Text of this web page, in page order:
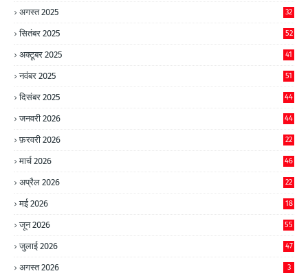
अगस्त 2025 32
सितंबर 2025 52
अक्टूबर 2025 41
नवंबर 2025 51
दिसंबर 2025 44
जनवरी 2026 44
फ़रवरी 2026 22
मार्च 2026 46
अप्रैल 2026 22
मई 2026 18
जून 2026 55
जुलाई 2026 47
अगस्त 2026 3